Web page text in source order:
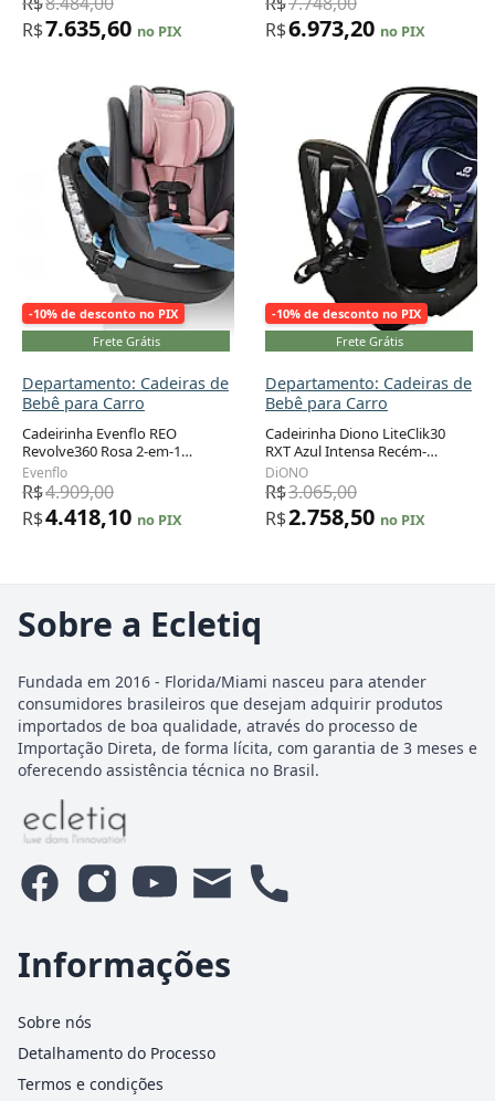
R$7.635,60 no PIX
R$6.973,20 no PIX
-10% de desconto no PIX
Frete Grátis
Departamento: Cadeiras de
Bebê para Carro
Cadeirinha Evenflo REO
Revolve360 Rosa 2-em-1
Rotação 360° 1,8 a 18,1 kg
Evenflo
R$4.909,00
R$4.418,10 no PIX
-10% de desconto no PIX
Frete Grátis
Departamento: Cadeiras de
Bebê para Carro
Cadeirinha Diono LiteClik30
RXT Azul Intensa Recém-
nascido a 13,6 kg com Barra
Antirrotação
DiONO
R$3.065,00
R$2.758,50 no PIX
Sobre a Ecletiq
Fundada em 2016 - Florida/Miami nasceu para atender
consumidores brasileiros que desejam adquirir produtos
importados de boa qualidade, através do processo de
Importação Direta, de forma lícita, com garantia de 3 meses e
oferecendo assistência técnica no Brasil.
Informações
Sobre nós
Detalhamento do Processo
Termos e condições